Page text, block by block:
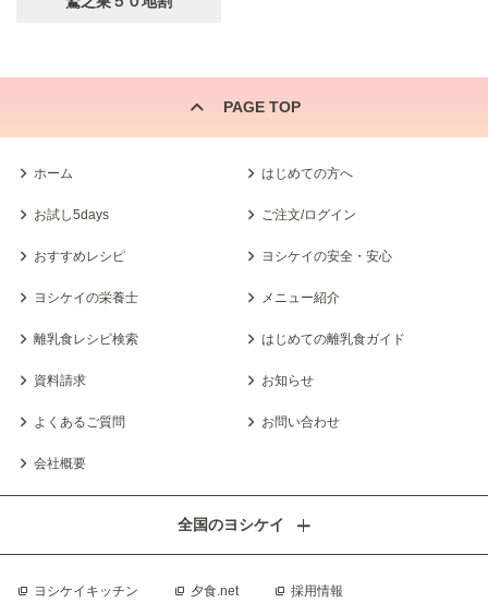
PAGE TOP
ホーム はじめての方へ
お試し5days ご注文/ログイン
おすすめレシピ ヨシケイの安全・安心
ヨシケイの栄養士 メニュー紹介
離乳食レシピ検索 はじめての離乳食ガイド
資料請求 お知らせ
よくあるご質問 お問い合わせ
会社概要
ヨシケイキッチン 夕食.net 採用情報
全国のヨシケイ